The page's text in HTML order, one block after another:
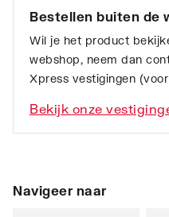
Bestellen buiten de
Wil je het product
webshop, neem dan
Xpress vestigingen
Bekijk onze
Navigeer naar